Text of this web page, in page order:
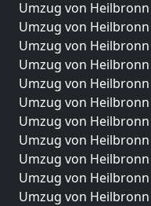
Umzug von
Umzug von
Umzug von
Umzug von
Umzug von
Umzug von
Umzug von
Umzug von
Umzug von
Umzug von
Umzug von